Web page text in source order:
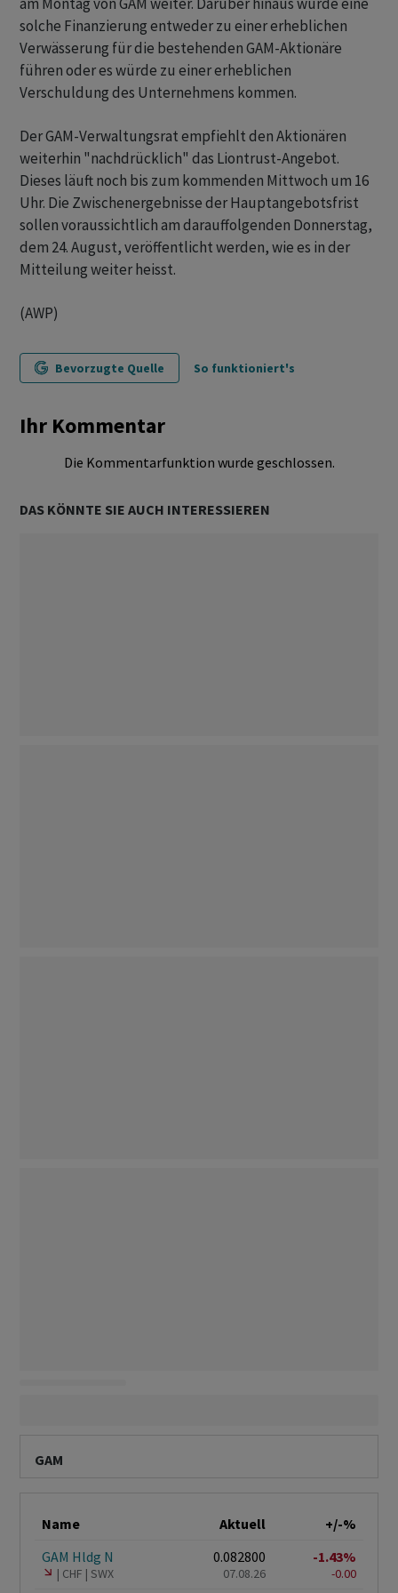
am Montag von GAM weiter. Darüber hinaus würde eine
solche Finanzierung entweder zu einer erheblichen
Verwässerung für die bestehenden GAM-Aktionäre
führen oder es würde zu einer erheblichen
Verschuldung des Unternehmens kommen.
Der GAM-Verwaltungsrat empfiehlt den Aktionären
weiterhin "nachdrücklich" das Liontrust-Angebot.
Dieses läuft noch bis zum kommenden Mittwoch um 16
Uhr. Die Zwischenergebnisse der Hauptangebotsfrist
sollen voraussichtlich am darauffolgenden Donnerstag,
dem 24. August, veröffentlicht werden, wie es in der
Mitteilung weiter heisst.
(AWP)
Bevorzugte Quelle So funktioniert's
Ihr Kommentar
Die Kommentarfunktion wurde geschlossen.
DAS KÖNNTE SIE AUCH INTERESSIEREN
GAM
Name Aktuell
+/-%
GAM Hldg N
CHF SWX
0.082800
07.08.26
-1.43%
-0.00